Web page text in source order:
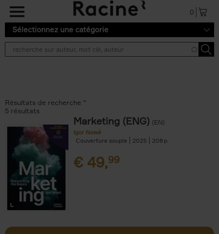
Aller au contenu principal
0
Sélectionnez une catégorie
Résultats de recherche ''
5 résultats
Marketing (ENG) (EN)
Igor Nowé
Couverture souple
2025 208
€ 49,99